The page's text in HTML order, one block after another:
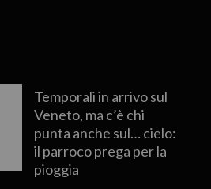
Temporali in arrivo sul
Veneto, ma c’è chi
punta anche sul… cielo:
il parroco prega per la
pioggia